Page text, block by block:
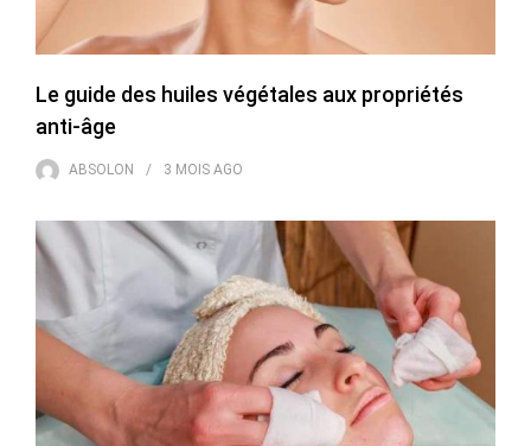
Le guide des huiles végétales aux propriétés
anti-âge
ABSOLON 3 MOIS AGO